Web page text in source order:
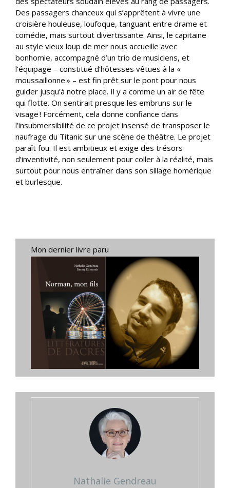
Des passagers chanceux qui s’apprêtent à vivre une
croisière houleuse, loufoque, tanguant entre drame et
comédie, mais surtout divertissante. Ainsi, le capitaine
au style vieux loup de mer nous accueille avec
bonhomie, accompagné d’un trio de musiciens, et
l’équipage – constitué d’hôtesses vêtues à la «
moussaillonne » – est fin prêt sur le pont pour nous
guider jusqu’à notre place. Il y a comme un air de fête
qui flotte. On sentirait presque les embruns sur le
visage ! Forcément, cela donne confiance dans
l’insubmersibilité de ce projet insensé de transposer le
naufrage du Titanic sur une scène de théâtre. Le projet
paraît fou. Il est ambitieux et exige des trésors
d’inventivité, non seulement pour coller à la réalité, mais
surtout pour nous entraîner dans son sillage homérique
et burlesque.
Mon dernier livre paru
Nathalie Gendreau